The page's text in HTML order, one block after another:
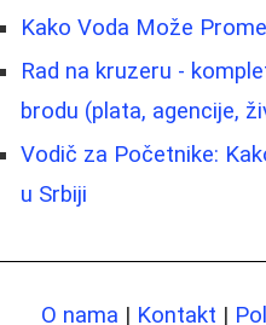
Kako Voda Može
Rad na kruzeru -
brodu (plata, agencije,
Vodič za Početnike:
u Srbiji
O nama | Kontakt |